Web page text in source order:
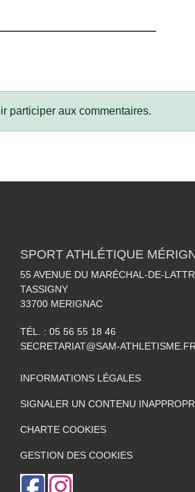
participer aux commentaires.
SPORT ATHLÉTIQUE
55 AVENUE DU MARÉCHAL-DE-
TASSIGNY
33700 MERIGNAC
TÉL. : 05 56 55 18 46
SECRETARIAT@SAM-
INFORMATIONS LÉGALES
SIGNALER UN CONTENU
CHARTE COOKIES
GESTION DES COOKIES